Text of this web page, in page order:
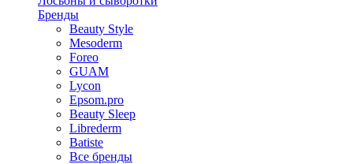
Бренды
Beauty Style
Mesoderm
Foreo
GUAM
Lycon
Epsom.pro
Beauty Sleep
Librederm
Batiste
Все бренды